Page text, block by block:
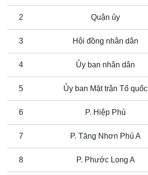
2 Quận ủy
3 Hội đồng nhân dân
4 Ủy ban nhân dân
5 Ủy ban Mặt trận Tổ quốc
6 P. Hiệp Phú
7 P. Tăng Nhơn Phú A
8 P. Phước Long A